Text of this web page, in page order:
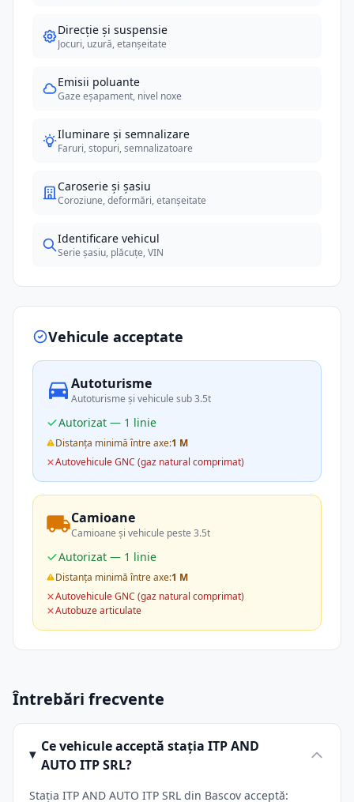
Direcție și suspensie
Jocuri, uzură, etanșeitate
Emisii poluante
Gaze eșapament, nivel noxe
Iluminare și semnalizare
Faruri, stopuri, semnalizatoare
Caroserie și șasiu
Coroziune, deformări, etanșeitate
Identificare vehicul
Serie șasiu, plăcuțe, VIN
Vehicule acceptate
Autoturisme
Autoturisme și vehicule sub 3.5t
Autorizat — 1 linie
Distanța minimă între axe:1 M
Autovehicule GNC (gaz natural comprimat)
Camioane
Camioane și vehicule peste 3.5t
Autorizat — 1 linie
Distanța minimă între axe:1 M
Autovehicule GNC (gaz natural comprimat)
Autobuze articulate
Întrebări frecvente
Ce vehicule acceptă stația ITP AND
AUTO ITP SRL?
Stația ITP AND AUTO ITP SRL din Bascov acceptă: